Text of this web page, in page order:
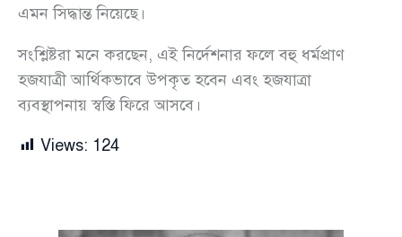
এমন সিদ্ধান্ত নিয়েছে।
সংশ্লিষ্টরা মনে করছেন, এই নির্দেশনার ফলে বহু ধর্মপ্রাণ
হজযাত্রী আর্থিকভাবে উপকৃত হবেন এবং হজযাত্রা
ব্যবস্থাপনায় স্বস্তি ফিরে আসবে।
Views: 124